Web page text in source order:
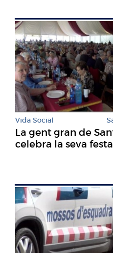
Vida Social
La gent gran de
celebra la seva festa